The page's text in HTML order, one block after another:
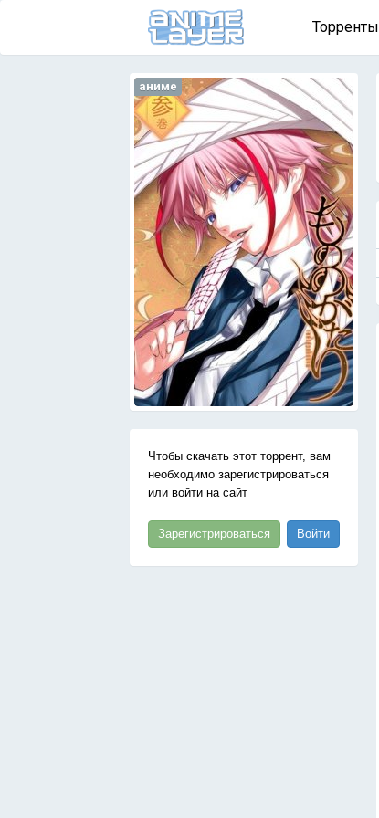
Торренты
аниме
Чтобы скачать этот торрент, вам
необходимо зарегистрироваться
или войти на сайт
Зарегистрироваться Войти